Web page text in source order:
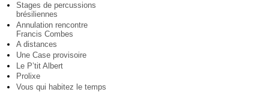
Stages de percussions
brésiliennes
Annulation rencontre
Francis Combes
A distances
Une Case provisoire
Le P’tit Albert
Prolixe
Vous qui habitez le temps